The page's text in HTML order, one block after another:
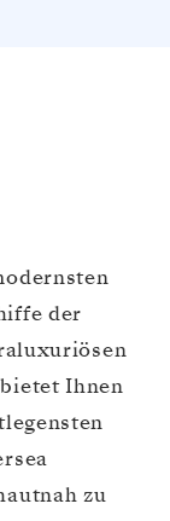
der
Ihnen
zu